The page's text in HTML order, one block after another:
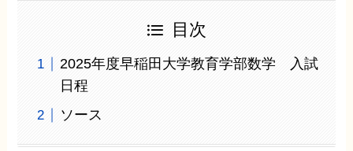
目次
2025年度早稲田大学教育学部数学 入試
日程
ソース